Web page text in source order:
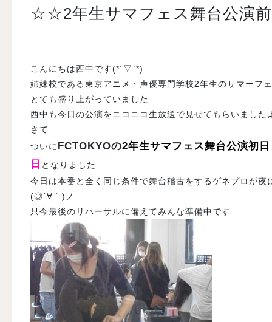
入試案内
学校情報
オープンキャンパス
訪問者別メニュー
☆☆2年生サマフェス舞台公演
こんにちは西中です(*´▽`*)
姉妹校である東京アニメ・声優専門学校2年生のサマーフ
とても盛り上がっていました
西中も今日の公演をニコニコ生放送で見せてもらいました
さて
ついに FCTOKYOの2年生サマフェス舞台公演初
日 となりました
今日は本番と全く同じ条件で舞台稽古をするゲネプロが夜
(◎´∀｀)ノ
只今最後のリハーサルに備えてみんな準備中です